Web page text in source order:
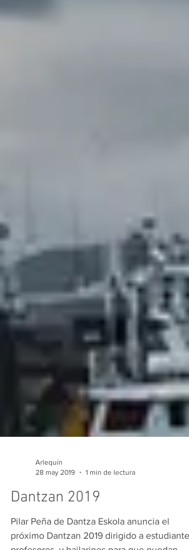
28 may 2019
1 min de lectura
Dantzan 2019
Pilar Peña de Dantza Eskola anuncia el